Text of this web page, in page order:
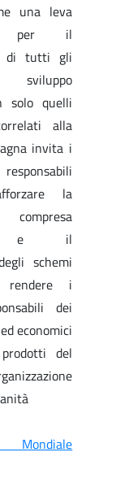
una leva
per il
di tutti gli
solo quelli
alla
invita i
la
e il
schemi
rendere i
dei
economici
del
Mondiale